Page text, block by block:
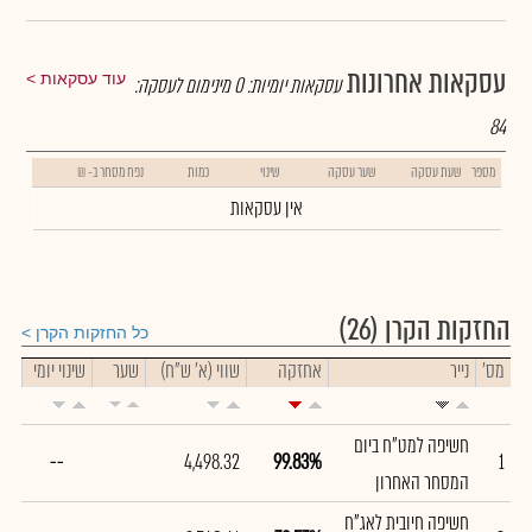
עסקאות אחרונות עוד עסקאות עסקאות יומיות:0מינימום לעסקה:
84
מספר שעת עסקה שער עסקה שינוי כמות נפח מסחר ב- ₪
אין עסקאות
החזקות הקרן (26) כל החזקות הקרן
מס' נייר אחזקה שווי (א' ש"ח) שער שינוי יומי
1
חשיפה למט"ח ביום
המסחר האחרון
99.83%
4,498.32
--
חשיפה חיובית לאג"ח